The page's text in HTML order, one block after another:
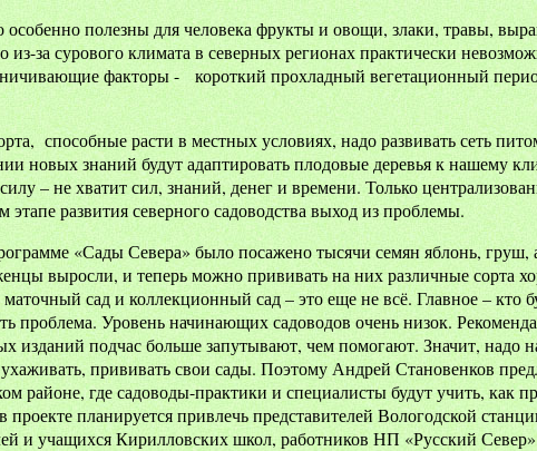
полезны для человека фрукты и овощи, злаки, травы,
из-за сурового климата в северных регионах практически
факторы - короткий прохладный вегетационный
способные расти в местных условиях, надо развивать сеть
новых знаний будут адаптировать плодовые деревья к нашему
– не хватит сил, знаний, денег и времени. Только
развития северного садоводства выход из проблемы.
«Сады Севера» было посажено тысячи семян яблонь, груш,
выросли, и теперь можно прививать на них различные сорта
сад и коллекционный сад – это еще не всё. Главное – кто
проблема. Уровень начинающих садоводов очень низок.
изданий подчас больше запутывают, чем помогают. Значит, надо
прививать свои сады. Поэтому Андрей Становенков
районе, где садоводы-практики и специалисты будут учить, как
планируется привлечь представителей Вологодской
и учащихся Кирилловских школ, работников НП «Русский